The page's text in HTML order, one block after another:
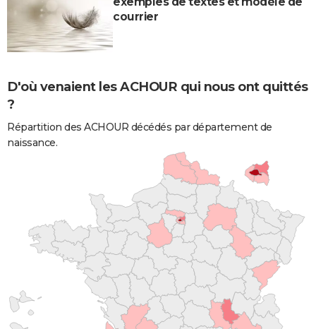
courrier
D'où venaient les ACHOUR qui nous ont quittés
?
Répartition des ACHOUR décédés par département de
naissance.